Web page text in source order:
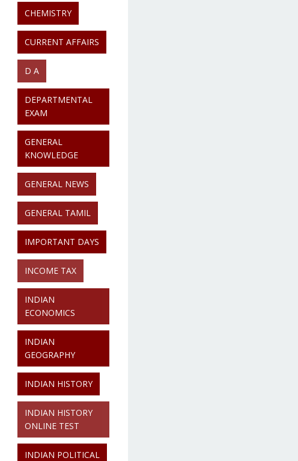
CHEMISTRY
CURRENT AFFAIRS
D A
DEPARTMENTAL
EXAM
GENERAL
KNOWLEDGE
GENERAL NEWS
GENERAL TAMIL
IMPORTANT DAYS
INCOME TAX
INDIAN
ECONOMICS
INDIAN
GEOGRAPHY
INDIAN HISTORY
INDIAN HISTORY
ONLINE TEST
INDIAN POLITICAL